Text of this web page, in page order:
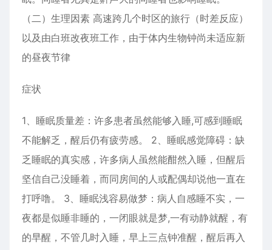
（二）生理因素 高速跨几个时区的旅行（时差反应）
以及由白班改夜班工作，由于体内生物钟尚未适应新
的昼夜节律
症状
1、睡眠质量差：许多患者虽然能够入睡,可感到睡眠
不能解乏，醒后仍有疲劳感。 2、睡眠感觉障碍：缺
乏睡眠的真实感，许多病人虽然能酣然入睡，但醒后
坚信自己没睡着，而同房间的人或配偶却说他一直在
打呼噜。 3、睡眠浅容易做梦：病人自感睡不实，一
夜都是似睡非睡的，一闭眼就是梦,一有动静就醒，有
的早醒，不管几时入睡，早上三点钟准醒，醒后再入